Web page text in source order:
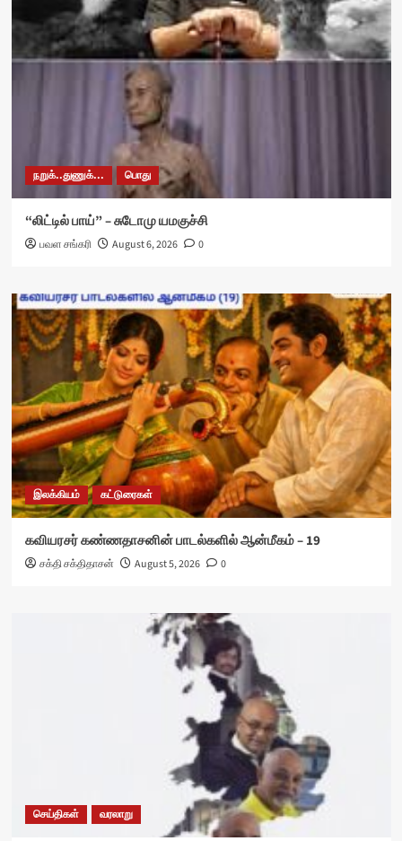
நறுக்..துணுக்... பொது
“லிட்டில் பாய்” – சுடோமு யமகுச்சி
பவள சங்கரி August 6, 2026 0
இலக்கியம் கட்டுரைகள்
கவியரசர் கண்ணதாசனின் பாடல்களில் ஆன்மீகம் – 19
சக்தி சக்திதாசன் August 5, 2026 0
செய்திகள் வரலாறு